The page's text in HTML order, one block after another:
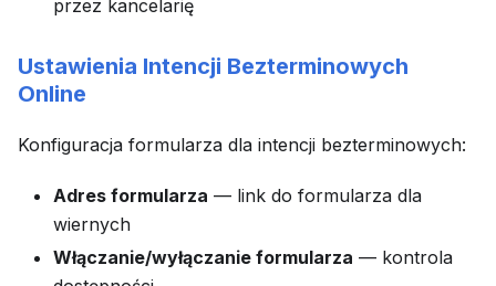
przez kancelarię
Ustawienia Intencji Bezterminowych
Online
Konfiguracja formularza dla intencji bezterminowych:
Adres formularza — link do formularza dla
wiernych
Włączanie/wyłączanie formularza — kontrola